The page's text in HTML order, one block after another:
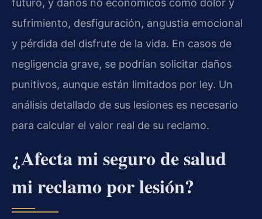
futuro, y daños no económicos como dolor y
sufrimiento, desfiguración, angustia emocional
y pérdida del disfrute de la vida. En casos de
negligencia grave, se podrían solicitar daños
punitivos, aunque están limitados por ley. Un
análisis detallado de sus lesiones es necesario
para calcular el valor real de su reclamo.
¿Afecta mi seguro de salud
mi reclamo por lesión?